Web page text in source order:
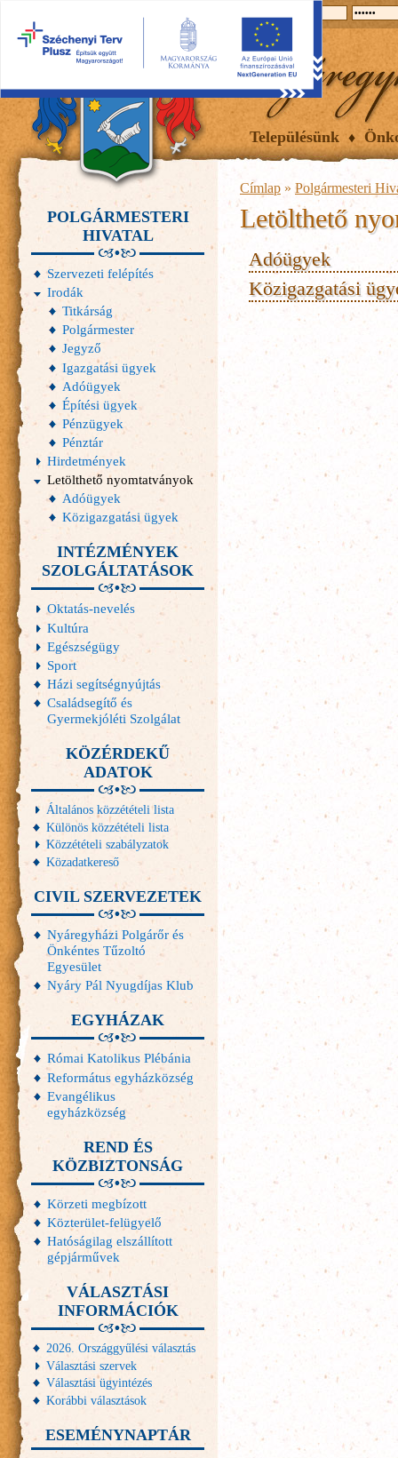
Településünk
Címlap » Polgármesteri
Letölthető
Adóügyek
Közigazgatási
POLGÁRMESTERI
HIVATAL
Szervezeti felépítés
Irodák
Titkárság
Polgármester
Jegyző
Igazgatási ügyek
Adóügyek
Építési ügyek
Pénzügyek
Pénztár
Hirdetmények
Letölthető nyomtatványok
Adóügyek
Közigazgatási ügyek
INTÉZMÉNYEK
SZOLGÁLTATÁSOK
Oktatás-nevelés
Kultúra
Egészségügy
Sport
Házi segítségnyújtás
Családsegítő és
Gyermekjóléti Szolgálat
KÖZÉRDEKŰ
ADATOK
Általános közzétételi lista
Különös közzétételi lista
Közzétételi szabályzatok
Közadatkereső
CIVIL SZERVEZETEK
Nyáregyházi Polgárőr és
Önkéntes Tűzoltó
Egyesület
Nyáry Pál Nyugdíjas Klub
EGYHÁZAK
Római Katolikus Plébánia
Református egyházközség
Evangélikus
egyházközség
REND ÉS
KÖZBIZTONSÁG
Körzeti megbízott
Közterület-felügyelő
Hatóságilag elszállított
gépjárművek
VÁLASZTÁSI
INFORMÁCIÓK
2026. Országgyűlési választás
Választási szervek
Választási ügyintézés
Korábbi választások
ESEMÉNYNAPTÁR